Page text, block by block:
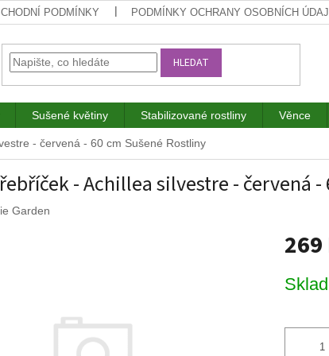
PODMÍNKY PODMÍNKY OCHRANY OSOBNÍCH
HLEDAT
Sušené květiny Stabilizované rostliny Věnce
- červená - 60 cm Sušené Rostliny
- Achillea silvestre - červená -
Garden
269
cena: